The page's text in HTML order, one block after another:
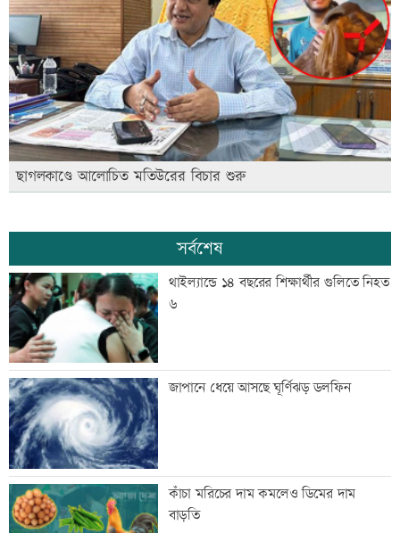
ছাগলকাণ্ডে আলোচিত মতিউরের বিচার শুরু
সর্বশেষ
থাইল্যান্ডে ১৪ বছরের শিক্ষার্থীর গুলিতে নিহত
৬
জাপানে ধেয়ে আসছে ঘূর্ণিঝড় ডলফিন
কাঁচা মরিচের দাম কমলেও ডিমের দাম
বাড়তি